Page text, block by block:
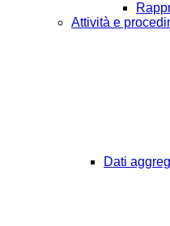
Attività e
Dati